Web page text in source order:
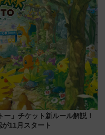
」チケット新ルール解説！
11月スタート